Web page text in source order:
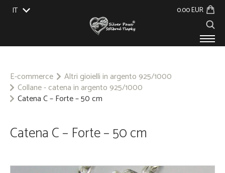
IT
0.00 EUR
E-commerce
Altri gioielli in argento 925/1000
Collane - catena in argento 925/1000
Catena C – Forte – 50 cm
Catena C – Forte – 50 cm